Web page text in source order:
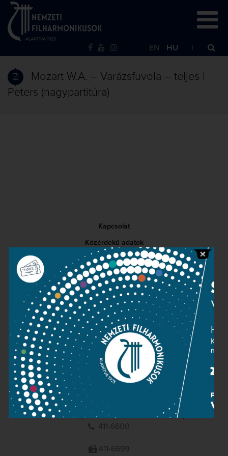
EN HU
Mozart W.A. – Varázsfuvola – teljes |
Peters (nagypartitúra)
Kapcsolat
Közérdekű adatok
Sajtószoba
Adatvédelem
Impresszum
NEMZETI
FILHARMONIKUSOK
1095 Budapest, Komor Marcell u. 1. (Müpa)
411-6600
411-6699